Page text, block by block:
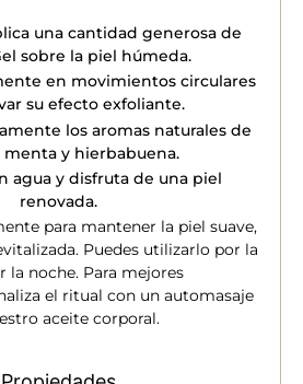
una cantidad generosa de
sobre la piel húmeda.
en movimientos circulares
su efecto exfoliante.
los aromas naturales de
menta y hierbabuena.
agua y disfruta de una piel
renovada.
para mantener la piel suave,
Puedes utilizarlo por la
la noche. Para mejores
el ritual con un automasaje
aceite corporal.